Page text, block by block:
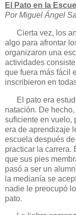
El Pato en la
Por Miguel Ángel
Cierta vez, los
algo para afrontar
organizaron una
actividades
que fuera más fácil
inscribieron en
El pato era
natación. De
suficiente en vuelo,
era de aprendizaje
escuela después
practicar la carrera.
que sus pies
pasó a ser un
la medianía se
nadie le preocupó
pato.